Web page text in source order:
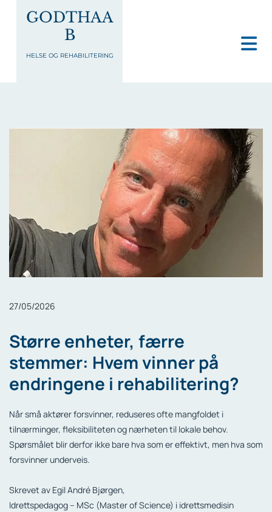
GODTHAA
B
HELSE OG REHABILITERING
27/05/2026
Større enheter, færre
stemmer: Hvem vinner på
endringene i rehabilitering?
Når små aktører forsvinner, reduseres ofte mangfoldet i
tilnærminger, fleksibiliteten og nærheten til lokale behov.
Spørsmålet blir derfor ikke bare hva som er effektivt, men hva som
forsvinner underveis.
Skrevet av Egil André Bjørgen,
Idrettspedagog – MSc (Master of Science) i idrettsmedisin